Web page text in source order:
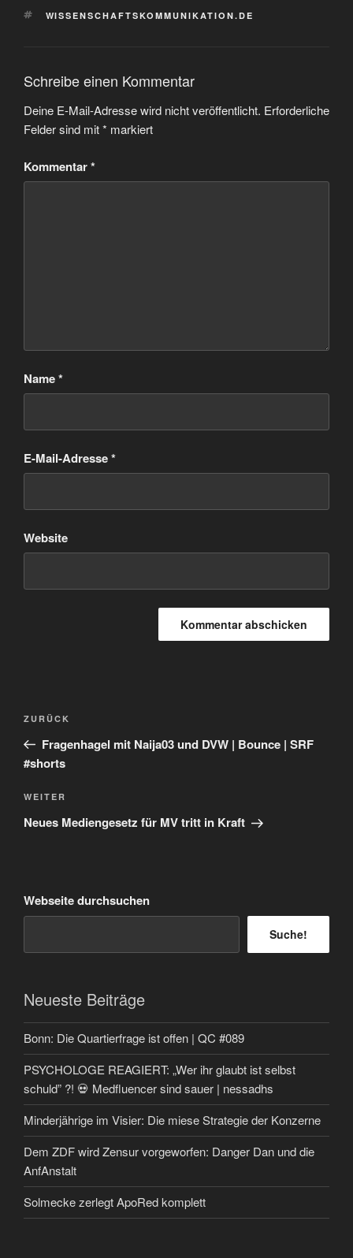
SCHLAGWÖRTER
WISSENSCHAFTSKOMMUNIKATION.DE
Schreibe einen Kommentar
Deine E-Mail-Adresse wird nicht veröffentlicht. Erforderliche
Felder sind mit* markiert
Kommentar*
Name*
E-Mail-Adresse*
Website
Beitragsnavigation
Vorheriger
Beitrag
ZURÜCK
Fragenhagel mit Naija03 und DVW | Bounce | SRF
#shorts
Nächster
Beitrag
WEITER
Neues Mediengesetz für MV tritt in Kraft
Webseite durchsuchen
Suche!
Neueste Beiträge
Bonn: Die Quartierfrage ist offen | QC #089
PSYCHOLOGE REAGIERT: „Wer ihr glaubt ist selbst
schuld” ?! 💀 Medfluencer sind sauer | nessadhs
Minderjährige im Visier: Die miese Strategie der Konzerne
Dem ZDF wird Zensur vorgeworfen: Danger Dan und die
AnfAnstalt
Solmecke zerlegt ApoRed komplett